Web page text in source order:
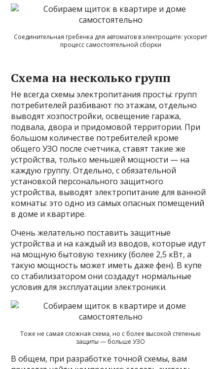
Соединительная гребенка для автоматов в электрощите: ускорит
процесс самостоятельной сборки
Схема на несколько групп
Не всегда схемы электропитания просты: групп
потребителей разбивают по этажам, отдельно
выводят хозпостройки, освещение гаража,
подвала, двора и придомовой территории. При
большом количестве потребителей кроме
общего УЗО после счетчика, ставят такие же
устройства, только меньшей мощности — на
каждую группу. Отдельно, с обязательной
установкой персонального защитного
устройства, выводят электропитание для ванной
комнаты: это одно из самых опасных помещений
в доме и квартире.
Очень желательно поставить защитные
устройства и на каждый из вводов, которые идут
на мощную бытовую технику (более 2,5 кВт, а
такую мощность может иметь даже фен). В купе
со стабилизатором они создадут нормальные
условия для эксплуатации электроники.
Тоже не самая сложная схема, но с более высокой степенью
защиты — больше УЗО
В общем, при разработке точной схемы, вам